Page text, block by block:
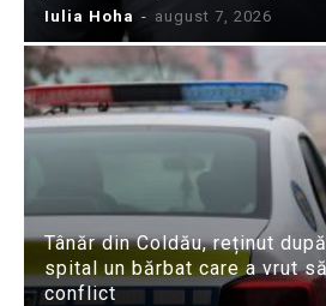
Iulia Hoha - august 7, 2026
Tânăr din Coldău, reținut
spital un bărbat care a vrut
conflict